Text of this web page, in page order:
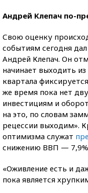
Андрей Клепач по-
Свою оценку
событиям сегодня
Андрей Клепач. Он
начинает выходить
квартала
же время пока нет
инвестициям и
на это, по словам
рецессии выходим».
оптимизма служат
снижению ВВП —
«Оживление есть и
пока является